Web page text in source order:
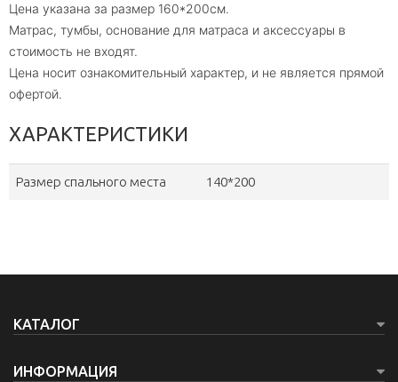
Цена указана за размер 160*200см.
Матрас, тумбы, основание для матраса и аксессуары в
стоимость не входят.
Цена носит ознакомительный характер, и не является прямой
офертой.
ХАРАКТЕРИСТИКИ
Размер спального места 140*200
КАТАЛОГ
ИНФОРМАЦИЯ